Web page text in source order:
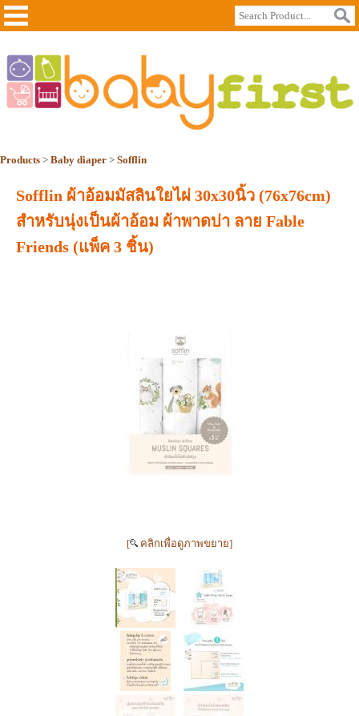
Products > Baby diaper > Sofflin
Sofflin ผ้าอ้อมมัสลินใยไผ่ 30x30นิ้ว (76x76cm)
สำหรับนุ่งเป็นผ้าอ้อม ผ้าพาดบ่า ลาย Fable
Friends (แพ็ค 3 ชิ้น)
[ คลิกเพื่อดูภาพขยาย]